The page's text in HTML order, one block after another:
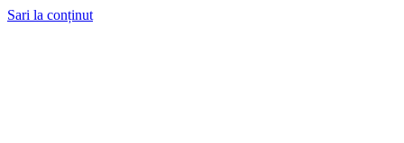
Sari la conținut